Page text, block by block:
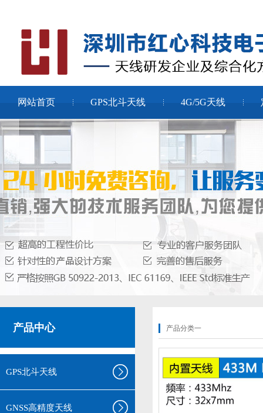
网站首页 GPS北斗天线 4G/5G天线
产品中心
GPS北斗天线
GNSS高精度天线
产品分类一